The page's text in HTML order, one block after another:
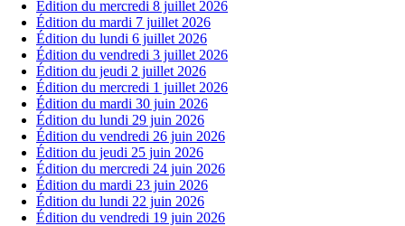
Édition du mercredi 8 juillet 2026
Édition du mardi 7 juillet 2026
Édition du lundi 6 juillet 2026
Édition du vendredi 3 juillet 2026
Édition du jeudi 2 juillet 2026
Édition du mercredi 1 juillet 2026
Édition du mardi 30 juin 2026
Édition du lundi 29 juin 2026
Édition du vendredi 26 juin 2026
Édition du jeudi 25 juin 2026
Édition du mercredi 24 juin 2026
Édition du mardi 23 juin 2026
Édition du lundi 22 juin 2026
Édition du vendredi 19 juin 2026